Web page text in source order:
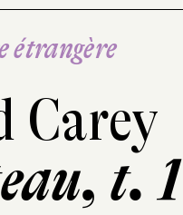
Carey
t. 1